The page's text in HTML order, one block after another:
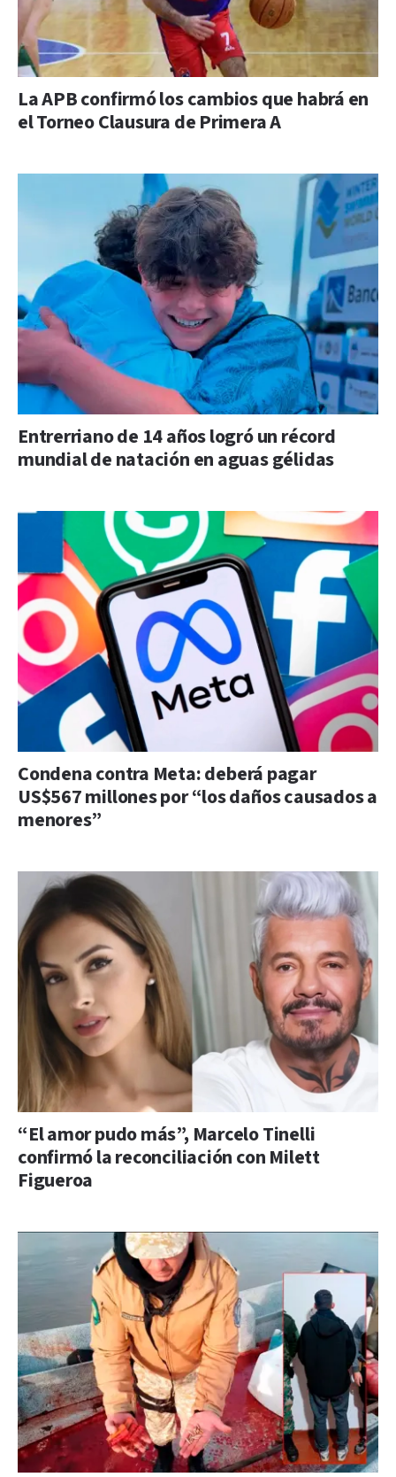
La APB confirmó los cambios que habrá en
el Torneo Clausura de Primera A
Entrerriano de 14 años logró un récord
mundial de natación en aguas gélidas
Condena contra Meta: deberá pagar
US$567 millones por “los daños causados a
menores”
“El amor pudo más”, Marcelo Tinelli
confirmó la reconciliación con Milett
Figueroa